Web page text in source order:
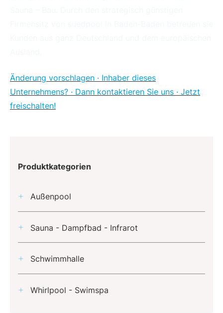
Änderung vorschlagen · Inhaber dieses
Unternehmens? · Dann kontaktieren Sie uns · Jetzt
freischalten!
Produktkategorien
Außenpool
Sauna - Dampfbad - Infrarot
Schwimmhalle
Whirlpool - Swimspa